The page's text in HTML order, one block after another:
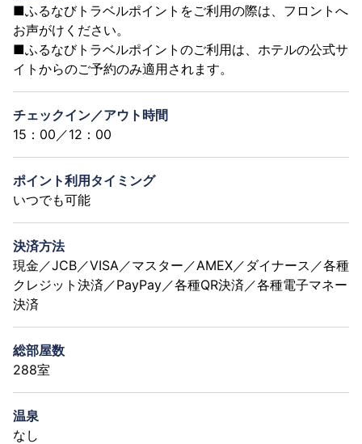
■ふるなびトラベルポイントをご利用の際は、フロントへ
お声がけください。
■ふるなびトラベルポイントのご利用は、ホテルの公式サ
イトからのご予約のみ適用されます。
チェックイン／アウト時間
15：00／12：00
ポイント利用タイミング
いつでも可能
決済方法
現金／JCB／VISA／マスター／AMEX／ダイナース／各種
クレジット決済／PayPay／各種QR決済／各種電子マネー
決済
総部屋数
288室
温泉
なし